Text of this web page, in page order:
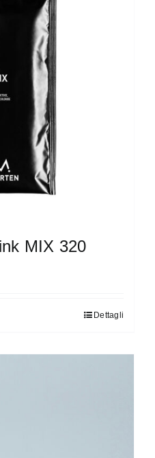
MIX 320
Dettagli